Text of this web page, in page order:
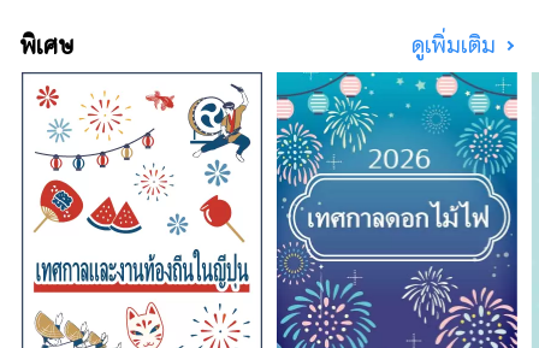
การร่วมสร้างสรรค์ในด้านวัฒนธรรมและศิลปะที่
หลากหลาย วิทยาศาสตร์และเทคโนโลยี และ
เศรษฐกิจกับประเทศต่างๆ ทั่วโลก
***********************************
องค์กรพัฒนาอุตสาหกรรมและเมืองใหม่ยูเมะชิมะ
(จำกัด) / เลขานุการ: สถาบันออกแบบเมืองเพื่อ
สุขภาพ (จำกัด) https://yumeshimakikou.org/
อาคาร Mainichi Shimbun 3-4-5 Umeda, Kita-
ku, Osaka 530-0001 อีเมล:
info@yumeshimakikou.com โทรศัพท์: 06-
6136-8803
*************************************
**
พิเศษ ดูเพิ่มเติม